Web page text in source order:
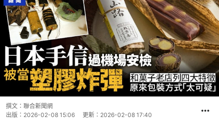
撰文： 聯合新聞網
出版： 2026-02-08 15:06 更新： 2026-02-08 17:40